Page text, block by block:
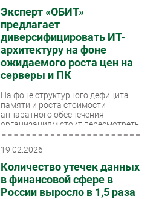
Эксперт «ОБИТ»
предлагает
диверсифицировать ИТ-
архитектуру на фоне
ожидаемого роста цен на
серверы и ПК
На фоне структурного дефицита
памяти и роста стоимости
аппаратного обеспечения
организациям стоит пересмотреть
инвестиционные модели...
19.02.2026
Количество утечек данных
в финансовой сфере в
России выросло в 1,5 раза